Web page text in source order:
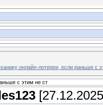
онлайн-лотереи, если раньше с
с этим не ст